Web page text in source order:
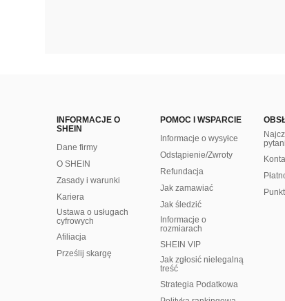
INFORMACJE O
SHEIN
Dane firmy
O SHEIN
Zasady i warunki
Kariera
Ustawa o usługach
cyfrowych
Afiliacja
Prześlij skargę
POMOC I WSPARCIE
Informacje o wysyłce
Odstąpienie/Zwroty
Refundacja
Jak zamawiać
Jak śledzić
Informacje o
rozmiarach
SHEIN VIP
Jak zgłosić nielegalną
treść
Strategia Podatkowa